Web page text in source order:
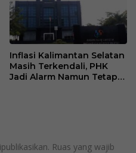
Inflasi Kalimantan Selatan
Masih Terkendali, PHK
Jadi Alarm Namun Tetap
Ruas yang wajib